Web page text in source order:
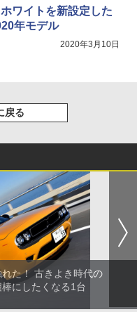
ワイトを新設定した
年モデル
2020年3月10日
戻る
た！ 古きよき時代の
にしたくなる1台